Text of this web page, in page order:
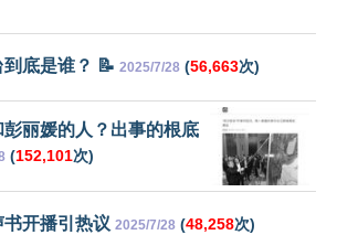
底是谁？ 📝 2025/7/28 (56,663次)
丽媛的人？出事的根底
(152,101次)
书开播引热议 2025/7/28 (48,258次)